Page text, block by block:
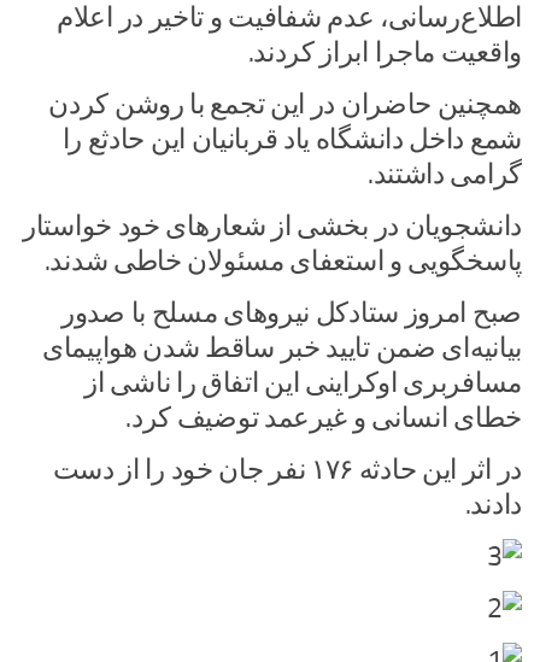
اطلاع‌رسانی، عدم شفافیت و تاخیر در اعلام
واقعیت ماجرا ابراز کردند.
همچنین حاضران در این تجمع با روشن کردن
شمع داخل دانشگاه یاد قربانیان این حادثع را
گرامی‌ داشتند.
دانشجویان در بخشی از شعارهای خود خواستار
پاسخگویی و استعفای مسئولان خاطی شدند.
صبح امروز ستادکل نیروهای مسلح با صدور
بیانیه‌ای ضمن تایید خبر ساقط شدن هواپیمای
مسافربری اوکراینی این اتفاق را ناشی از
خطای انسانی و غیرعمد توضیف کرد.
در اثر این حادثه ۱۷۶ نفر جان خود را از دست
دادند.